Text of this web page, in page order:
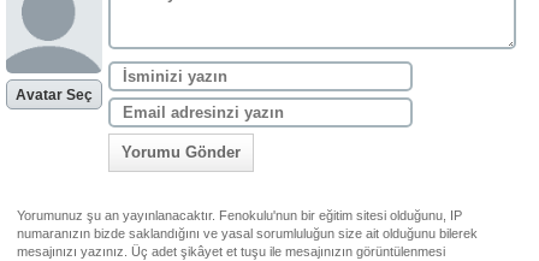
Avatar Seç
Yorumu Gönder
Yorumunuz şu an yayınlanacaktır. Fenokulu'nun bir eğitim sitesi olduğunu, IP
numaranızın bizde saklandığını ve yasal sorumluluğun size ait olduğunu bilerek
mesajınızı yazınız. Üç adet şikâyet et tuşu ile mesajınızın görüntülenmesi